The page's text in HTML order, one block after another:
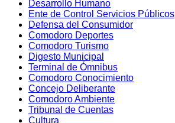
Desarrollo Humano
Ente de Control Servicios Públicos
Defensa del Consumidor
Comodoro Deportes
Comodoro Turismo
Digesto Municipal
Terminal de Ómnibus
Comodoro Conocimiento
Concejo Deliberante
Comodoro Ambiente
Tribunal de Cuentas
Cultura